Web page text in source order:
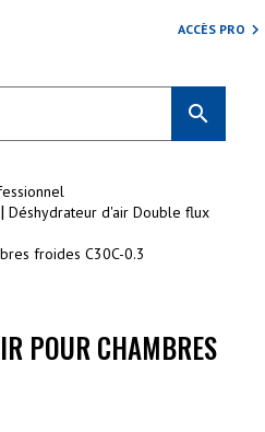
ACCÈS PRO
search
Déshydrateur d'air Double flux
froides C30C-0.3
POUR CHAMBRES